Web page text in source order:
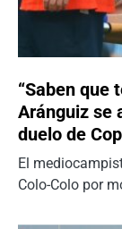
“Saben que
Aránguiz se
duelo de
El
Colo-Colo por